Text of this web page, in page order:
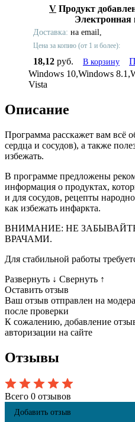
V Продукт
Электронная
Доставка: на email,
Цена за копию (от 1 и более):
18,12 руб. В корзину
Windows 10,Windows
Vista
Описание
Программа расскажет вам всё
сердца и сосудов), а также
избежать.
В программе предложены
информация о продуктах,
и для сосудов, рецепты
как избежать инфаркта.
ВНИМАНИЕ: НЕ
ВРАЧАМИ.
Для стабильной работы
Развернуть ↓ Свернуть ↑
Оставить отзыв
Ваш отзыв отправлен на
после проверки
К сожалению, добавление
авторизации на сайте
Отзывы
Всего 0 отзывов
Добавить отзыв